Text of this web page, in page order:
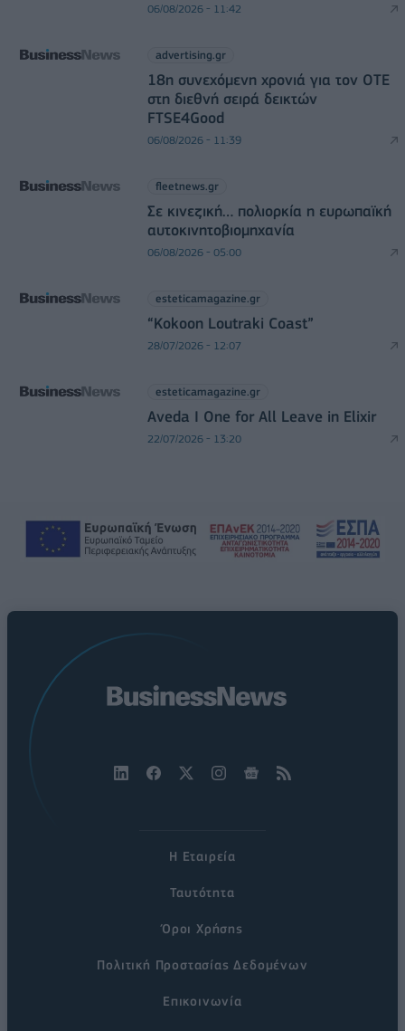
06/08/2026 - 11:42
advertising.gr
18η συνεχόμενη χρονιά για τον ΟΤΕ
στη διεθνή σειρά δεικτών
FTSE4Good
06/08/2026 - 11:39
fleetnews.gr
Σε κινεζική… πολιορκία η ευρωπαϊκή
αυτοκινητοβιομηχανία
06/08/2026 - 05:00
esteticamagazine.gr
“Kokoon Loutraki Coast”
28/07/2026 - 12:07
esteticamagazine.gr
Aveda I One for All Leave in Elixir
22/07/2026 - 13:20
Η Εταιρεία
Ταυτότητα
Όροι Χρήσης
Πολιτική Προστασίας Δεδομένων
Επικοινωνία